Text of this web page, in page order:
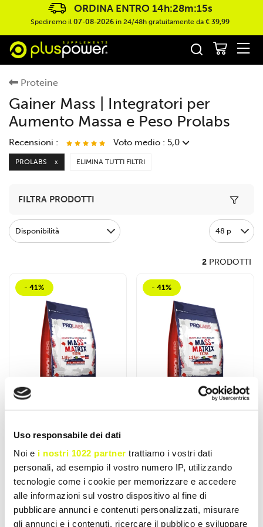
Uso responsabile dei dati
Noi e i nostri 1022 partner trattiamo i vostri dati
personali, ad esempio il vostro numero IP, utilizzando
tecnologie come i cookie per memorizzare e accedere
alle informazioni sul vostro dispositivo al fine di
pubblicare annunci e contenuti personalizzati, misurare
gli annunci e i contenuti, ricercare il pubblico e sviluppare
ORDINA ENTRO 14h:28m:15s
Spediremo il 07-08-2026 in 24/48h gratuitamente da € 39,99
Proteine
Gainer Mass | Integratori per
Aumento Massa e Peso Prolabs
Recensioni : Voto medio : 5,0
Prodotto molto buono, da l'energia ed il giusto apporto alla
PROLABS X ELIMINA TUTTI FILTRI
Toggle
FILTRA PRODOTTI
Disponibilità 48 p
2 PRODOTTI
- 41%
PROLABS
Mass Matrix Extra
1,3kg
Migliora la crescita
muscolare con proteine a
rilascio graduale,
€ 20,22 € 34,00
- 41%
Mass Matrix Extra
2,8kg
MASS MATRIX EXTRA è un
gainer innovativo con
proteine a rilascio
€ 32,83 € 55,20